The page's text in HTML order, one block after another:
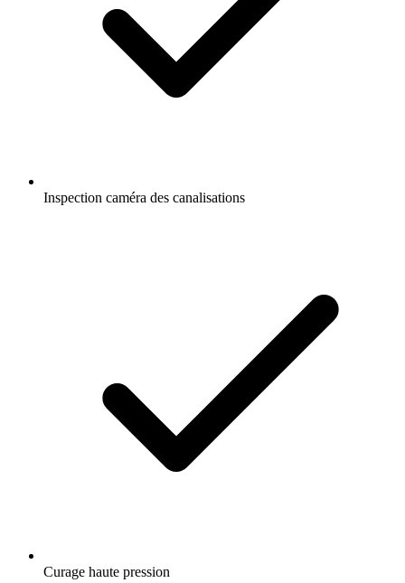
Inspection caméra des canalisations
Curage haute pression